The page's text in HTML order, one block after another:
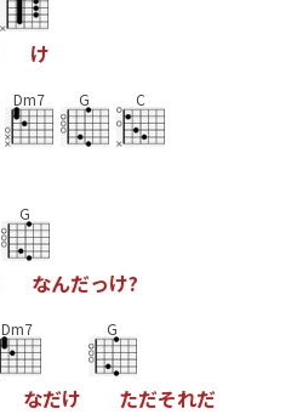
け
Dm7 G C
G
なんだっけ?
Dm7
なだけ
G
ただそれだ